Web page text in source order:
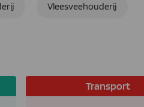
Vleesveehouderij
Transport